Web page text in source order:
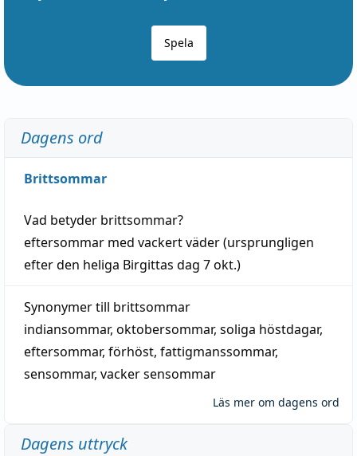
Spela
Dagens ord
Brittsommar
Vad betyder brittsommar?
eftersommar med vackertväder(ursprungligen
efter den heliga Birgittas dag 7 okt.)
Synonymer till brittsommar
indiansommar, oktobersommar, soliga höstdagar,
eftersommar, förhöst, fattigmanssommar,
sensommar, vacker sensommar
Läs mer om dagens ord
Dagens uttryck